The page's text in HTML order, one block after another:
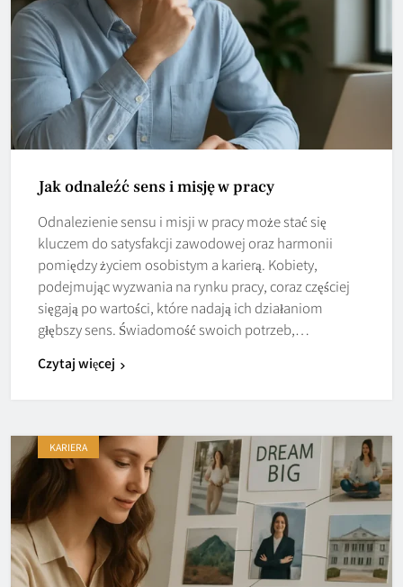
Jak odnaleźć sens i misję w pracy
Odnalezienie sensu i misji w pracy może stać się
kluczem do satysfakcji zawodowej oraz harmonii
pomiędzy życiem osobistym a karierą. Kobiety,
podejmując wyzwania na rynku pracy, coraz częściej
sięgają po wartości, które nadają ich działaniom
głębszy sens. Świadomość swoich potrzeb,…
Czytaj więcej
KARIERA